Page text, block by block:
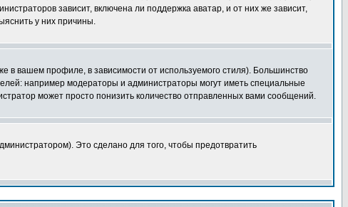
зависит, включена ли поддержка аватар, и от них же зависит,
у них причины.
вашем профиле, в зависимости от используемого стиля). Большинство
например модераторы и администраторы могут иметь специальные
может просто понизить количество отправленных вами сообщений.
Это сделано для того, чтобы предотвратить